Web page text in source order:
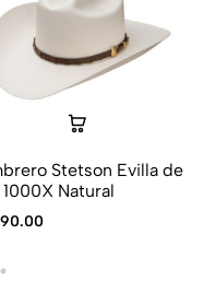
Stetson Evilla de
Natural